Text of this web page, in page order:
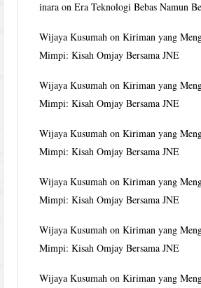
inara onEra Teknologi Bebas Namun
Wijaya Kusumah onKiriman yang
Mimpi: Kisah Omjay Bersama JNE
Wijaya Kusumah onKiriman yang
Mimpi: Kisah Omjay Bersama JNE
Wijaya Kusumah onKiriman yang
Mimpi: Kisah Omjay Bersama JNE
Wijaya Kusumah onKiriman yang
Mimpi: Kisah Omjay Bersama JNE
Wijaya Kusumah onKiriman yang
Mimpi: Kisah Omjay Bersama JNE
Wijaya Kusumah onKiriman yang